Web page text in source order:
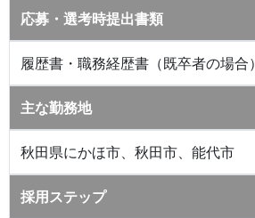
応募・選考時提出書類
履歴書・職務経歴書（既卒者の場合）
主な勤務地
秋田県にかほ市、秋田市、能代市
採用ステップ